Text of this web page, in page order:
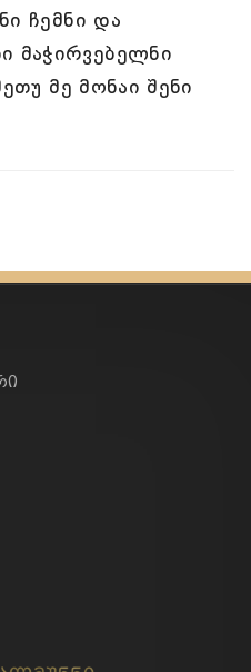
ჩემნი და
მაჭირვებელნი
მე მონაი შენი